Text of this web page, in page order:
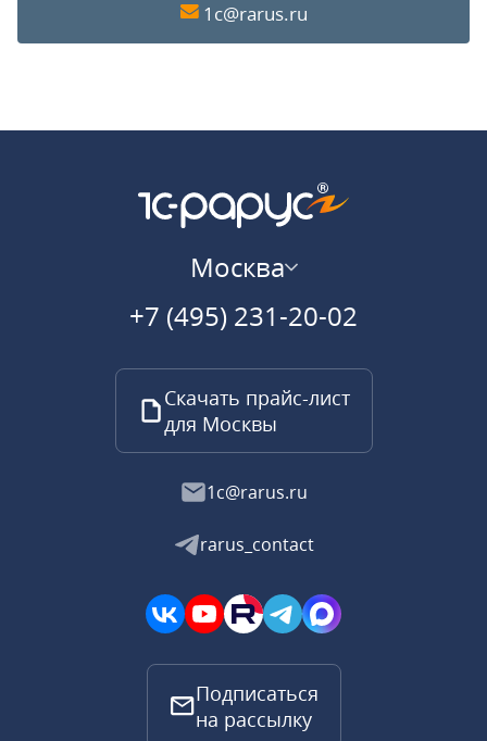
1c@rarus.ru
Москва
+7 (495) 231-20-02
Скачать прайс-лист
для Москвы
1c@rarus.ru
rarus_contact
Подписаться
на рассылку